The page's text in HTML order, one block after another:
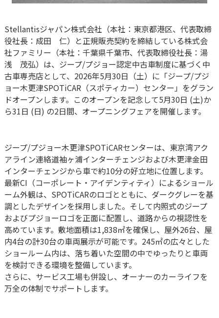
Stellantisジャパン株式会社（本社：東京都港区、代表取締
役社⻑：成田 仁）と正規販売契約を締結している株式会
社ファミリー（本社：千葉県千葉市、代表取締役社長：湯
浅 茂弘）は、ジープ/プジョー認定中古車制度に基づく中
古車専売店として、2026年5⽉30⽇（土）に「ジープ/プジ
ョー木更津SPOTiCAR（スポティカー）センター」をグラン
ドオープンします。このオープンを記念して5⽉30⽇ (土)か
ら31⽇ (日) の2日間、オープニングフェアを開催します。
ジープ/プジョー木更津SPOTiCARセンターは、東京湾アク
アライン連絡道袖ヶ浦インターチェンジおよび木更津金田
インターチェンジから車で約10分の好立地に位置します。
最新CI（コーポレート・アイデンティティ）によるショール
ーム外観は、SPOTiCARのロゴとともに、ダークグレーを基
調としたデザインを採用しました。そして内照式のジープ
およびプジョーロゴを正面に配置し、道路からの視認性を
高めています。敷地面積は1,838㎡を確保し、屋外26台、屋
内4台の計30台の車両展示が可能です。245㎡の広々とした
ショールーム内は、落ち着いた空間の中でゆったりと車両
を検討できる環境を整備しています。
さらに、サービス工場も併設し、オーナーのカーライフを
万全の体制でサポートします。